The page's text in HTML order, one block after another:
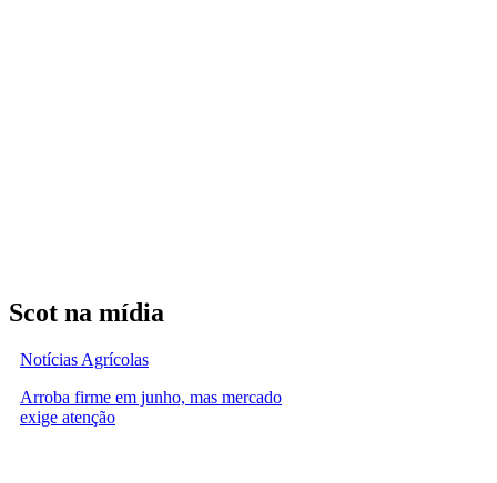
Scot na mídia
Notícias Agrícolas
Arroba firme em junho, mas mercado
exige atenção